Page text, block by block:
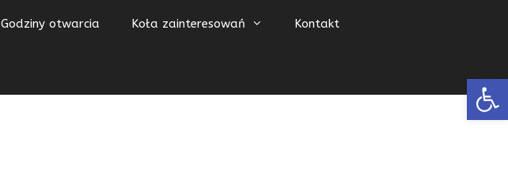
Godziny otwarcia Koła zainteresowań Kontakt